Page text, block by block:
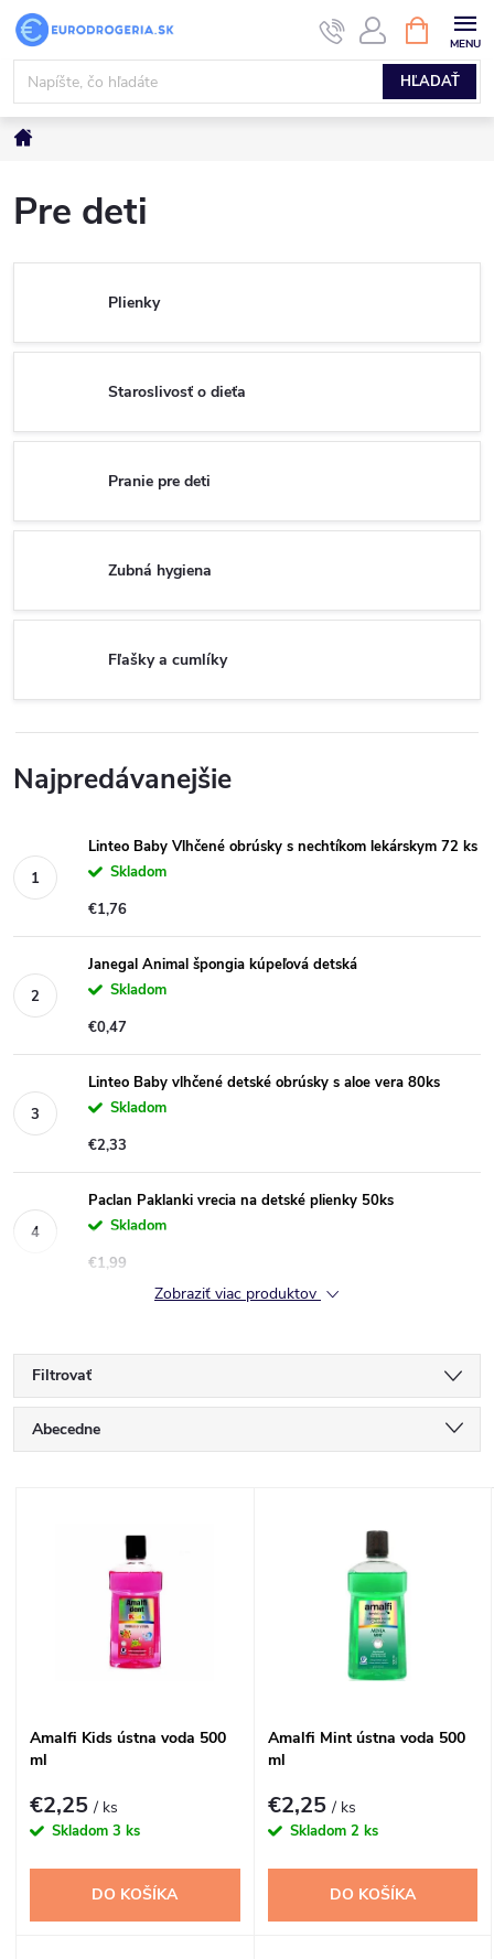
Prejsť
obsah
HĽADAŤ
KOŠÍK
Domov
Pre deti
Plienky
Staroslivosť o dieťa
Pranie pre deti
Zubná hygiena
Fľašky a cumlíky
Najpredávanejšie
Linteo Baby Vlhčené obrúsky s nechtíkom lekárskym 72 ks
Skladom
€1,76
Janegal Animal špongia kúpeľová detská
Skladom
€0,47
Linteo Baby vlhčené detské obrúsky s aloe vera 80ks
Skladom
€2,33
Paclan Paklanki vrecia na detské plienky 50ks
Skladom
€1,99
Zobraziť viac produktov
Filtrovať
R
e
p
o
Abecedne
Najpredávanejšie
s
p
Amalfi Kids ústna voda 500
ml
€2,25/ ks
Skladom 3 ks
DO KOŠÍKA
Amalfi Mint ústna voda 500
ml
€2,25/ ks
Skladom 2 ks
DO KOŠÍKA